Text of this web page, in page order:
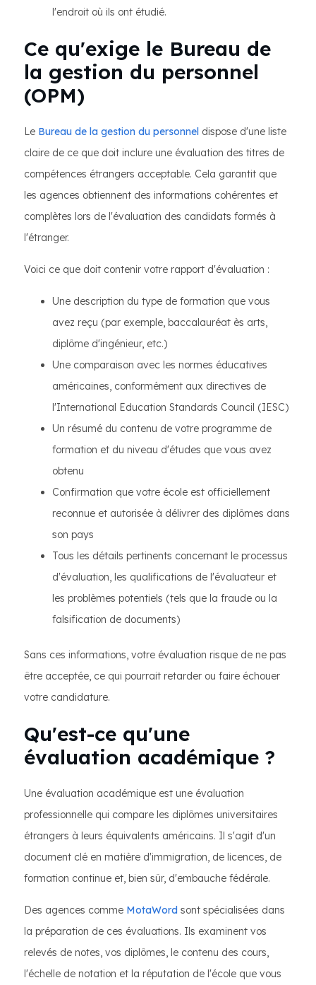
l'endroit où ils ont étudié.
Ce qu'exige le Bureau de
la gestion du personnel
(OPM)
Le Bureau de la gestion du personnel dispose d'une liste
claire de ce que doit inclure une évaluation des titres de
compétences étrangers acceptable. Cela garantit que
les agences obtiennent des informations cohérentes et
complètes lors de l'évaluation des candidats formés à
l'étranger.
Voici ce que doit contenir votre rapport d'évaluation :
Une description du type de formation que vous
avez reçu (par exemple, baccalauréat ès arts,
diplôme d'ingénieur, etc.)
Une comparaison avec les normes éducatives
américaines, conformément aux directives de
l'International Education Standards Council (IESC)
Un résumé du contenu de votre programme de
formation et du niveau d'études que vous avez
obtenu
Confirmation que votre école est officiellement
reconnue et autorisée à délivrer des diplômes dans
son pays
Tous les détails pertinents concernant le processus
d'évaluation, les qualifications de l'évaluateur et
les problèmes potentiels (tels que la fraude ou la
falsification de documents)
Sans ces informations, votre évaluation risque de ne pas
être acceptée, ce qui pourrait retarder ou faire échouer
votre candidature.
Qu'est-ce qu'une
évaluation académique ?
Une évaluation académique est une évaluation
professionnelle qui compare les diplômes universitaires
étrangers à leurs équivalents américains. Il s'agit d'un
document clé en matière d'immigration, de licences, de
formation continue et, bien sûr, d'embauche fédérale.
Des agences comme MotaWord sont spécialisées dans
la préparation de ces évaluations. Ils examinent vos
relevés de notes, vos diplômes, le contenu des cours,
l'échelle de notation et la réputation de l'école que vous